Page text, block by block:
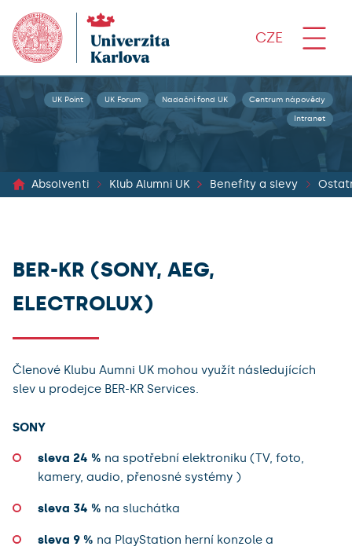
CZE
UK Point UK Forum Nadační fond UK Centrum nápovědy
Intranet
Absolventi Klub Alumni UK Benefity a slevy
BER-KR (SONY, AEG,
ELECTROLUX)
Členové Klubu Aumni UK mohou využít následujících
slev u prodejce BER-KR Services.
SONY
sleva 24 % na spotřební elektroniku (TV, foto,
kamery, audio, přenosné systémy )
sleva 34 % na sluchátka
sleva 9 % na PlayStation herní konzole a